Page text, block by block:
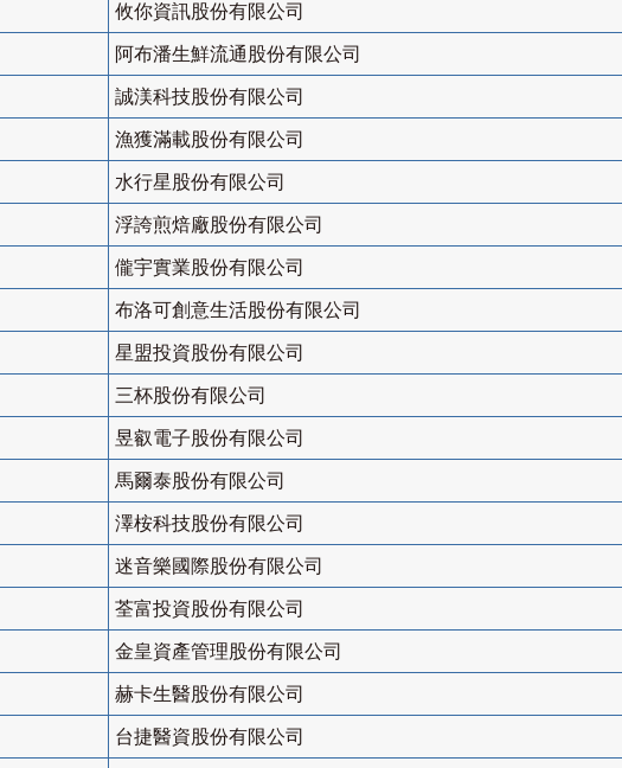
攸你資訊股份有限公司
阿布潘生鮮流通股份有限公司
誠渼科技股份有限公司
漁獲滿載股份有限公司
水行星股份有限公司
浮誇煎焙廠股份有限公司
儱宇實業股份有限公司
布洛可創意生活股份有限公司
星盟投資股份有限公司
三杯股份有限公司
昱叡電子股份有限公司
馬爾泰股份有限公司
澤桉科技股份有限公司
迷音樂國際股份有限公司
荃富投資股份有限公司
金皇資產管理股份有限公司
赫卡生醫股份有限公司
台捷醫資股份有限公司